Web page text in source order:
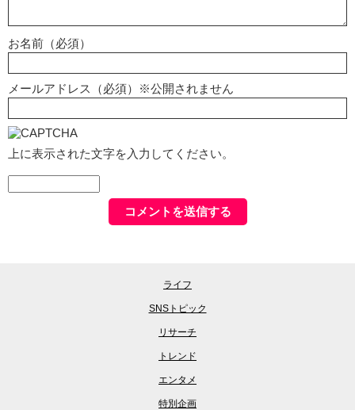
お名前（必須）
メールアドレス（必須）※公開されません
上に表示された文字を入力してください。
ライフ
SNSトピック
リサーチ
トレンド
エンタメ
特別企画